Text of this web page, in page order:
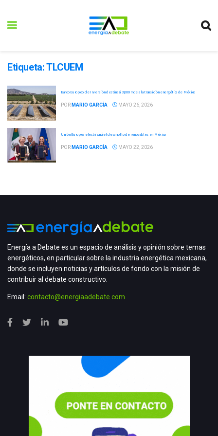
Etiqueta:TLCUEM
Banco Europeo de Inversión destinará 3,000 mde a la transición energética de México
POR MARIO GARCÍA MAYO 26, 2026
Unión Europea electrizará el desarrollo de renovables en México
POR MARIO GARCÍA MAYO 22, 2026
Energía a Debate es un espacio de análisis y opinión sobre temas
energéticos, en particular sobre la industria energética mexicana,
donde se incluyen noticias y artículos de fondo con la misión de
contribuir al debate constructivo.
Email: contacto@energiaadebate.com